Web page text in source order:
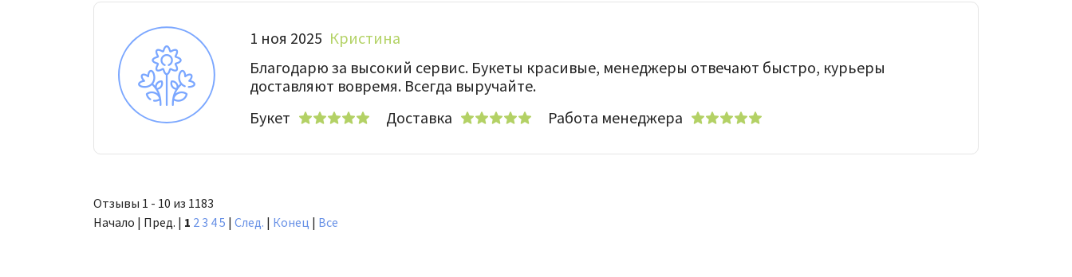
1 ноя 2025 Кристина
Благодарю за высокий сервис. Букеты красивые, менеджеры отвечают быстро, курьеры
доставляют вовремя. Всегда выручайте.
Букет
Доставка Работа менеджера
Отзывы 1 - 10 из 1183
Начало | Пред. | 1 23 45 | След. | Конец | Все